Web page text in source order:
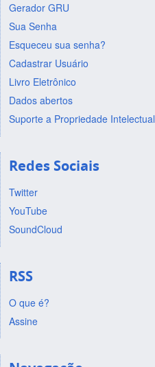
Gerador GRU
Sua Senha
Esqueceu sua senha?
Cadastrar Usuário
Livro Eletrônico
Dados abertos
Suporte a Propriedade Intelectual
Redes Sociais
Twitter
YouTube
SoundCloud
RSS
O que é?
Assine